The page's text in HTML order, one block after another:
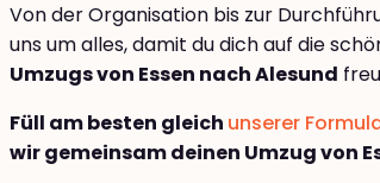
Von der Organisation bis zur
uns um alles, damit du dich auf die
Umzugs von Essen nach Alesund
Füll am besten gleich unserer
wir gemeinsam deinen Umzug von